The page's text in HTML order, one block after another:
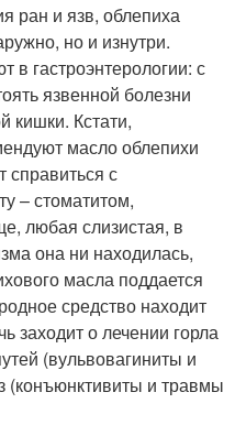
ран и язв, облепиха
но и изнутри.
в гастроэнтерологии: с
язвенной болезни
кишки. Кстати,
масло облепихи
справиться с
– стоматитом,
любая слизистая, в
она ни находилась,
масла поддается
средство находит
заходит о лечении горла
(вульвовагиниты и
и травмы